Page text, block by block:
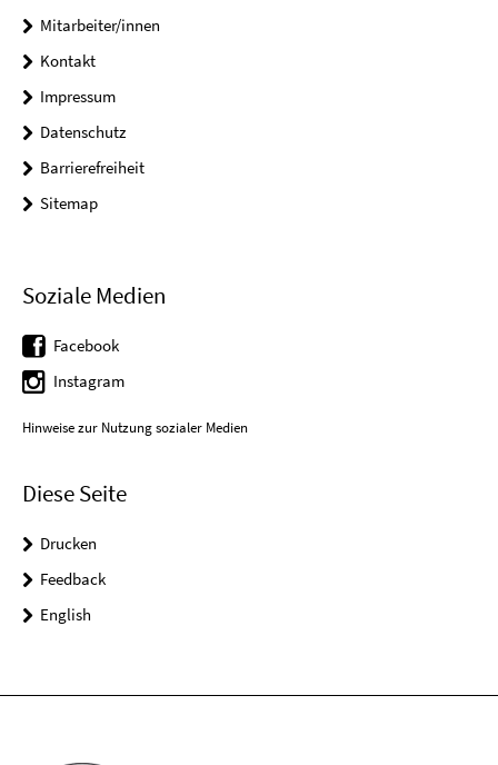
Mitarbeiter/innen
Kontakt
Impressum
Datenschutz
Barrierefreiheit
Sitemap
Soziale Medien
Facebook
Instagram
Hinweise zur Nutzung sozialer Medien
Diese Seite
Drucken
Feedback
English